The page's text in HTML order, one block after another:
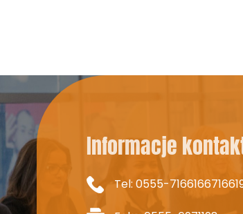
CZĘSTOTLIWOŚĆ WIDEO
Informacje
Tel: 0555-